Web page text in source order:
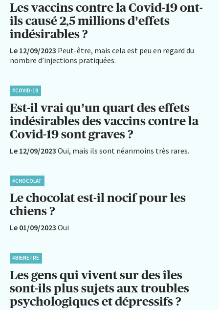
Les vaccins contre la Covid-19 ont-
ils causé 2,5 millions d’effets
indésirables ?
Le 12/09/2023 Peut-être, mais cela est peu en regard du
nombre d’injections pratiquées.
#COVID-19
Est-il vrai qu’un quart des effets
indésirables des vaccins contre la
Covid-19 sont graves ?
Le 12/09/2023 Oui, mais ils sont néanmoins très rares.
#CHOCOLAT
Le chocolat est-il nocif pour les
chiens ?
Le 01/09/2023 Oui
#BIENETRE
Les gens qui vivent sur des îles
sont-ils plus sujets aux troubles
psychologiques et dépressifs ?